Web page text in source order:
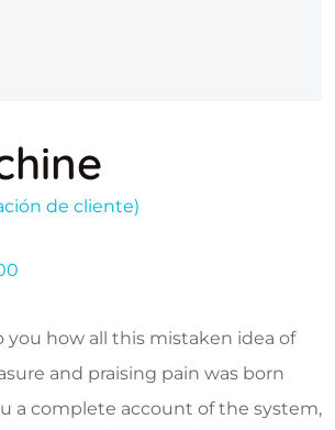
de cliente)
original era: $1,000.00.
you how all this mistaken idea of
and praising pain was born
a complete account of the system,